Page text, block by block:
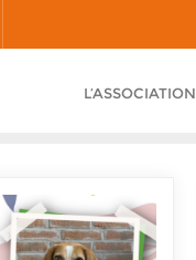
L’ASSOCIATION